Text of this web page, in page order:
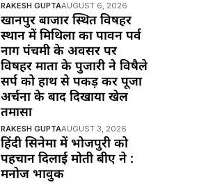
RAKESH GUPTAAUGUST 6, 2026
खानपुर बाजार स्थित विषहर
स्थान में मिथिला का पावन पर्व
नाग पंचमी के अवसर पर
विषहर माता के पुजारी ने विषैले
सर्प को हाथ से पकड़ कर पूजा
अर्चना के बाद दिखाया खेल
तमासा
RAKESH GUPTAAUGUST 3, 2026
हिंदी सिनेमा में भोजपुरी को
पहचान दिलाई मोती बीए ने :
मनोज भावुक